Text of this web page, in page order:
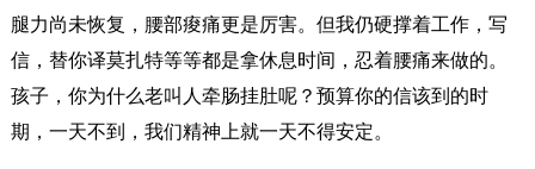
腿力尚未恢复，腰部痠痛更是厉害。但我仍硬撑着工作，写
信，替你译莫扎特等等都是拿休息时间，忍着腰痛来做的。
孩子，你为什么老叫人牵肠挂肚呢？预算你的信该到的时
期，一天不到，我们精神上就一天不得安定。